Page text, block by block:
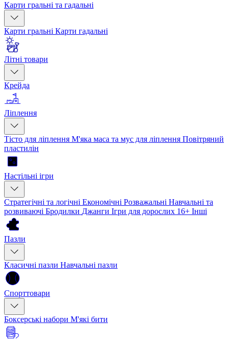
Карти гральні та гадальні
Карти гральні Карти гадальні
Літні товари
Крейда
Ліплення
Тісто для ліплення М'яка маса та мус для ліплення Повітряний
пластилін
Настільні ігри
Стратегічні та логічні Економічні Розважальні Навчальні та
розвиваючі Бродилки Джанги Ігри для дорослих 16+ Інші
Пазли
Класичні пазли Навчальні пазли
Спорттовари
Боксерські набори М'які бити